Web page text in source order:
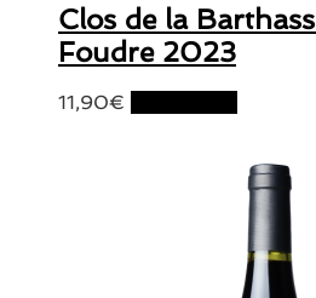
Clos de la
Foudre 2023
11,90€